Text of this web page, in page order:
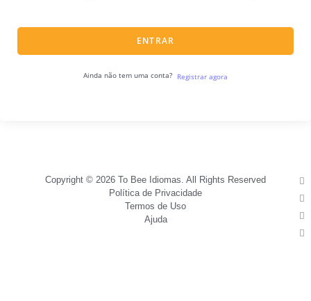
ENTRAR
Ainda não tem uma conta? Registrar agora
Copyright © 2026 To Bee Idiomas. All Rights Reserved
Política de Privacidade
Termos de Uso
Ajuda